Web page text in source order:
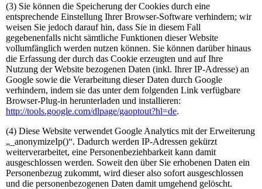
(3) Sie können die Speicherung der Cookies durch eine
entsprechende Einstellung Ihrer Browser-Software verhindern; wir
weisen Sie jedoch darauf hin, dass Sie in diesem Fall
gegebenenfalls nicht sämtliche Funktionen dieser Website
vollumfänglich werden nutzen können. Sie können darüber hinaus
die Erfassung der durch das Cookie erzeugten und auf Ihre
Nutzung der Website bezogenen Daten (inkl. Ihrer IP-Adresse) an
Google sowie die Verarbeitung dieser Daten durch Google
verhindern, indem sie das unter dem folgenden Link verfügbare
Browser-Plug-in herunterladen und installieren:
http://tools.google.com/dlpage/gaoptout?hl=de.
(4) Diese Website verwendet Google Analytics mit der Erweiterung
„_anonymizeIp()“. Dadurch werden IP-Adressen gekürzt
weiterverarbeitet, eine Personenbeziehbarkeit kann damit
ausgeschlossen werden. Soweit den über Sie erhobenen Daten ein
Personenbezug zukommt, wird dieser also sofort ausgeschlossen
und die personenbezogenen Daten damit umgehend gelöscht.